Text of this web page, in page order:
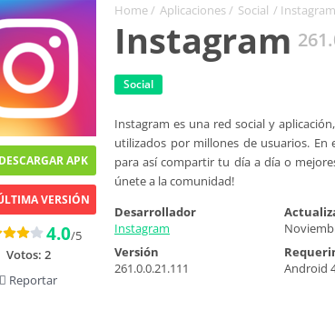
Home / Aplicaciones / Social / Instagram
Instagram
Social
Instagram es una red social y
utilizados por millones de usuarios. En
para así compartir tu día a día o
únete a la comunidad!
DESCARGAR APK
VERSIÓN
4.0/5
Votos: 2
Reportar
Desarrollador
Instagram
Versión
261.0.0.21.111
Android